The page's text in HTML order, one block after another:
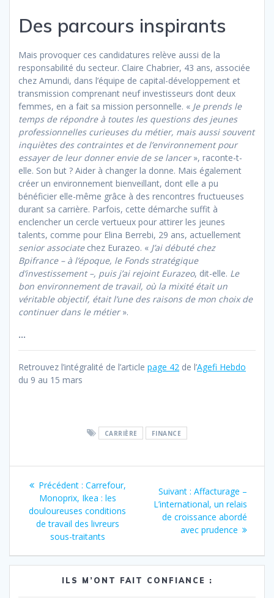
Des parcours inspirants
Mais provoquer ces candidatures relève aussi de la
responsabilité du secteur. Claire Chabrier, 43 ans, associée
chez Amundi, dans l’équipe de capital-développement et
transmission comprenant neuf investisseurs dont deux
femmes, en a fait sa mission personnelle. « Je prends le
temps de répondre à toutes les questions des jeunes
professionnelles curieuses du métier, mais aussi souvent
inquiètes des contraintes et de l’environnement pour
essayer de leur donner envie de se lancer», raconte-t-
elle. Son but ? Aider à changer la donne. Mais également
créer un environnement bienveillant, dont elle a pu
bénéficier elle-même grâce à des rencontres fructueuses
durant sa carrière. Parfois, cette démarche suffit à
enclencher un cercle vertueux pour attirer les jeunes
talents, comme pour Elina Berrebi, 29 ans, actuellement
senior associate chez Eurazeo. « J’ai débuté chez
Bpifrance – à l’époque, le Fonds stratégique
d’investissement –, puis j’ai rejoint Eurazeo, dit-elle. Le
bon environnement de travail, où la mixité était un
véritable objectif, était l’une des raisons de mon choix de
continuer dans le métier».
…
Retrouvez l’intégralité de l’article page 42 de l’Agefi Hebdo
du 9 au 15 mars
CARRIÈRE FINANCE
Navigation
l’article
Précédent : Article
précédent
:
Carrefour,
Monoprix, Ikea : les
douloureuses conditions
de travail des livreurs
sous-traitants
Suivant : Article
suivant
:
Affacturage –
L’international, un relais
de croissance abordé
avec prudence
ILS M’ONT FAIT CONFIANCE :